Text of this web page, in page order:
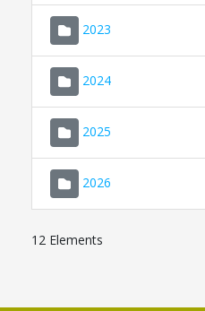
2023
2024
2025
2026
12 Elements